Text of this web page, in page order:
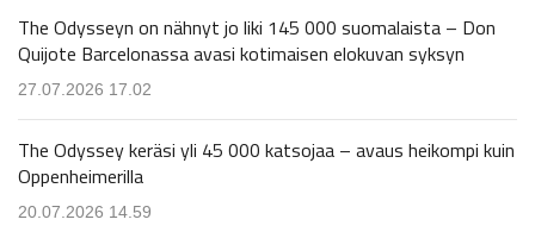
The Odysseyn on nähnyt jo liki 145 000 suomalaista – Don
Quijote Barcelonassa avasi kotimaisen elokuvan syksyn
27.07.2026 17.02
The Odyssey keräsi yli 45 000 katsojaa – avaus heikompi kuin
Oppenheimerilla
20.07.2026 14.59